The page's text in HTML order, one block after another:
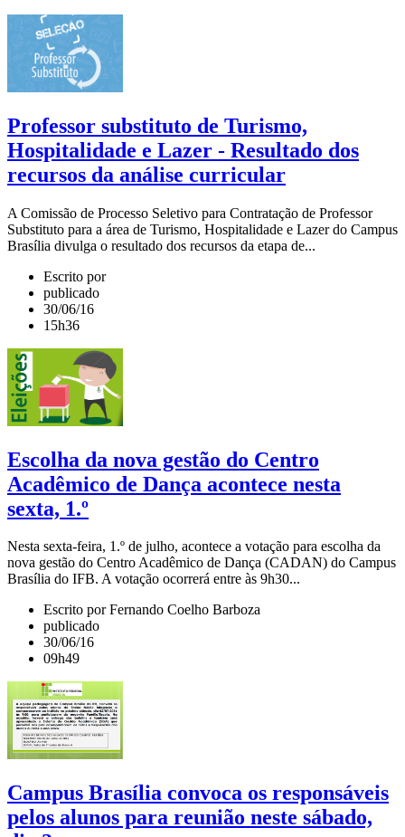
Professor substituto de Turismo,
Hospitalidade e Lazer - Resultado dos
recursos da análise curricular
A Comissão de Processo Seletivo para Contratação de Professor
Substituto para a área de Turismo, Hospitalidade e Lazer do Campus
Brasília divulga o resultado dos recursos da etapa de...
Escrito por
publicado
30/06/16
15h36
Escolha da nova gestão do Centro
Acadêmico de Dança acontece nesta
sexta, 1.º
Nesta sexta-feira, 1.º de julho, acontece a votação para escolha da
nova gestão do Centro Acadêmico de Dança (CADAN) do Campus
Brasília do IFB. A votação ocorrerá entre às 9h30...
Escrito por Fernando Coelho Barboza
publicado
30/06/16
09h49
Campus Brasília convoca os responsáveis
pelos alunos para reunião neste sábado,